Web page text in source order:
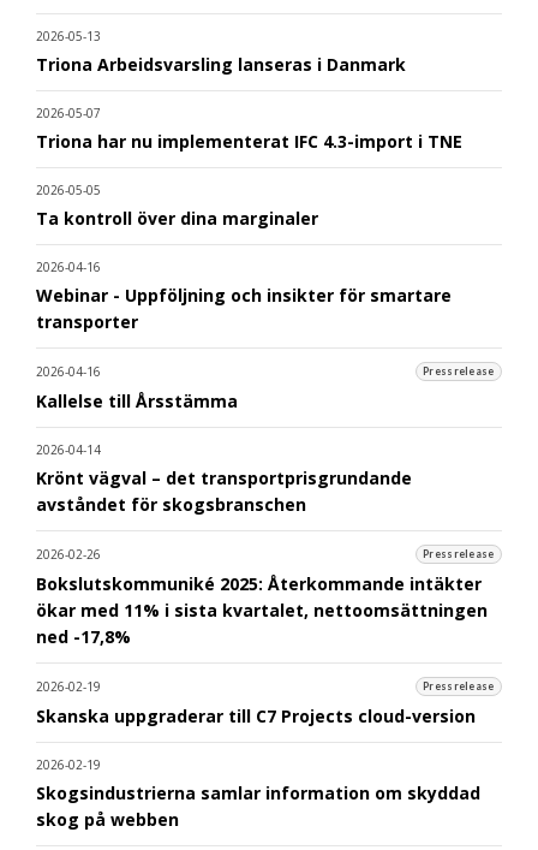
2026-05-13
Triona Arbeidsvarsling lanseras i Danmark
2026-05-07
Triona har nu implementerat IFC 4.3-import i TNE
2026-05-05
Ta kontroll över dina marginaler
2026-04-16
Webinar - Uppföljning och insikter för smartare
transporter
2026-04-16 Pressrelease
Kallelse till Årsstämma
2026-04-14
Krönt vägval – det transportprisgrundande
avståndet för skogsbranschen
2026-02-26 Pressrelease
Bokslutskommuniké 2025: Återkommande intäkter
ökar med 11% i sista kvartalet, nettoomsättningen
ned -17,8%
2026-02-19 Pressrelease
Skanska uppgraderar till C7 Projects cloud-version
2026-02-19
Skogsindustrierna samlar information om skyddad
skog på webben